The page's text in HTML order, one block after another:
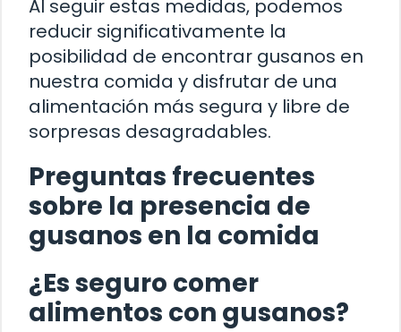
Al seguir estas medidas, podemos
reducir significativamente la
posibilidad de encontrar gusanos en
nuestra comida y disfrutar de una
alimentación más segura y libre de
sorpresas desagradables.
Preguntas frecuentes
sobre la presencia de
gusanos en la comida
¿Es seguro comer
alimentos con gusanos?